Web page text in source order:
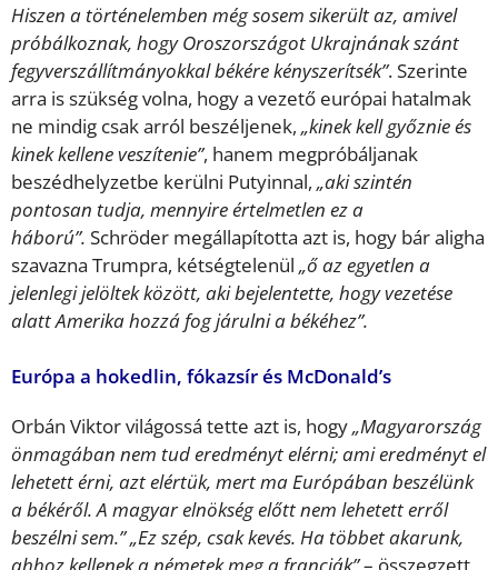
Hiszen a történelemben még sosem sikerült az, amivel
próbálkoznak, hogy Oroszországot Ukrajnának szánt
fegyverszállítmányokkal békére kényszerítsék”. Szerinte
arra is szükség volna, hogy a vezető európai hatalmak
ne mindig csak arról beszéljenek, „kinek kell győznie és
kinek kellene veszítenie”, hanem megpróbáljanak
beszédhelyzetbe kerülni Putyinnal, „aki szintén
pontosan tudja, mennyire értelmetlen ez a
háború”. Schröder megállapította azt is, hogy bár aligha
szavazna Trumpra, kétségtelenül „ő az egyetlen a
jelenlegi jelöltek között, aki bejelentette, hogy vezetése
alatt Amerika hozzá fog járulni a békéhez”.
Európa a hokedlin, fókazsír és McDonald’s
Orbán Viktor világossá tette azt is, hogy„Magyarország
önmagában nem tud eredményt elérni; ami eredményt el
lehetett érni, azt elértük, mert ma Európában beszélünk
a békéről. A magyar elnökség előtt nem lehetett erről
beszélni sem.” „Ez szép, csak kevés. Ha többet akarunk,